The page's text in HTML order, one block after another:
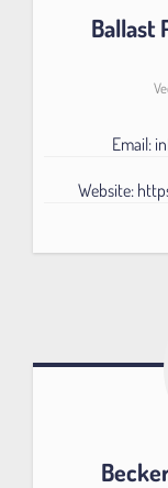
Ballast
Email:
Website: